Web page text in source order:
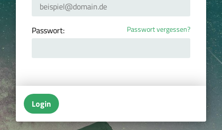
Passwort: Passwort vergessen?
Login